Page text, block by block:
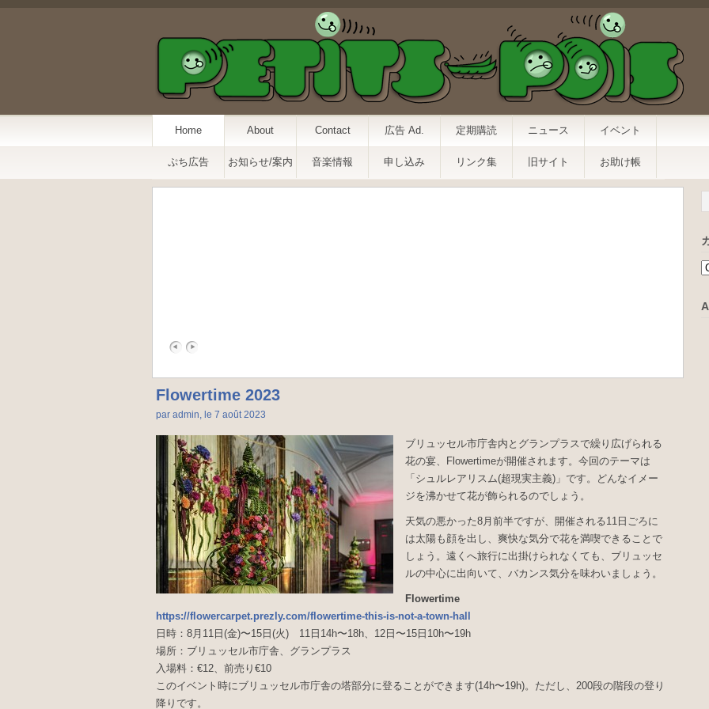
Home About Contact 広告 Ad. 定期購読 ニュース イベント
ぷち広告 お知らせ/案内 音楽情報 申し込み リンク集 旧サイト お助け帳
Flowertime 2023
par admin, le 7 août2023
ブリュッセル市庁舎内とグランプラスで繰り広げられる
花の宴、Flowertimeが開催されます。今回のテーマは
「シュルレアリスム(超現実主義)」です。どんなイメー
ジを沸かせて花が飾られるのでしょう。
天気の悪かった8月前半ですが、開催される11日ごろに
は太陽も顔を出し、爽快な気分で花を満喫できることで
しょう。遠くへ旅行に出掛けられなくても、ブリュッセ
ルの中心に出向いて、バカンス気分を味わいましょう。
Flowertime
https://flowercarpet.prezly.com/flowertime-this-is-not-a-town-hall
日時：8月11日(金)〜15日(火) 11日14h〜18h、12日〜15日10h〜19h
場所：ブリュッセル市庁舎、グランプラス
入場料：€12、前売り€10
このイベント時にブリュッセル市庁舎の塔部分に登ることができます(14h〜19h)。ただし、200段の階段の登り
降りです。